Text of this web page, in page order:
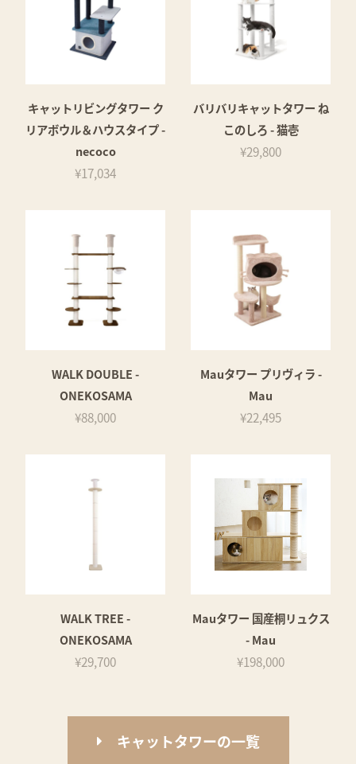
キャットリビングタワー ク
リアボウル＆ハウスタイプ -
necoco
¥17,034
バリバリキャットタワー ね
このしろ - 猫壱
¥29,800
WALK DOUBLE -
ONEKOSAMA
¥88,000
Mauタワー プリヴィラ -
Mau
¥22,495
WALK TREE -
ONEKOSAMA
¥29,700
Mauタワー 国産桐リュクス
- Mau
¥198,000
キャットタワーの一覧